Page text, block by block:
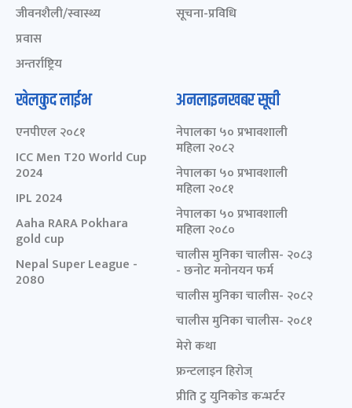
जीवनशैली/स्वास्थ्य
प्रवास
अन्तर्राष्ट्रिय
सूचना-प्रविधि
खेलकुद लाईभ
एनपीएल २०८१
ICC Men T20 World Cup
2024
IPL 2024
Aaha RARA Pokhara
gold cup
Nepal Super League -
2080
अनलाइनखबर सूची
नेपालका ५० प्रभावशाली
महिला २०८२
नेपालका ५० प्रभावशाली
महिला २०८१
नेपालका ५० प्रभावशाली
महिला २०८०
चालीस मुनिका चालीस- २०८३
- छनोट मनोनयन फर्म
चालीस मुनिका चालीस- २०८२
चालीस मुनिका चालीस- २०८१
मेरो कथा
फ्रन्टलाइन हिरोज्
प्रीति टु युनिकोड कन्भर्टर